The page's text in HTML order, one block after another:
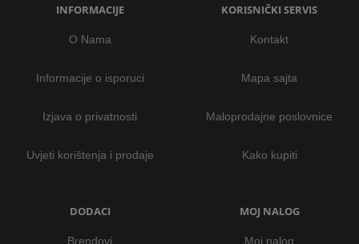
INFORMACIJE
O Nama
Informacije o isporuci
Izjava o privatnosti
Uvjeti korištenja i prodaje
KORISNIČKI SERVIS
Kontakt
Mapa sajta
Maloprodajne poslovnice
Kako kupiti
DODACI
Brendovi
MOJ NALOG
Moj nalog